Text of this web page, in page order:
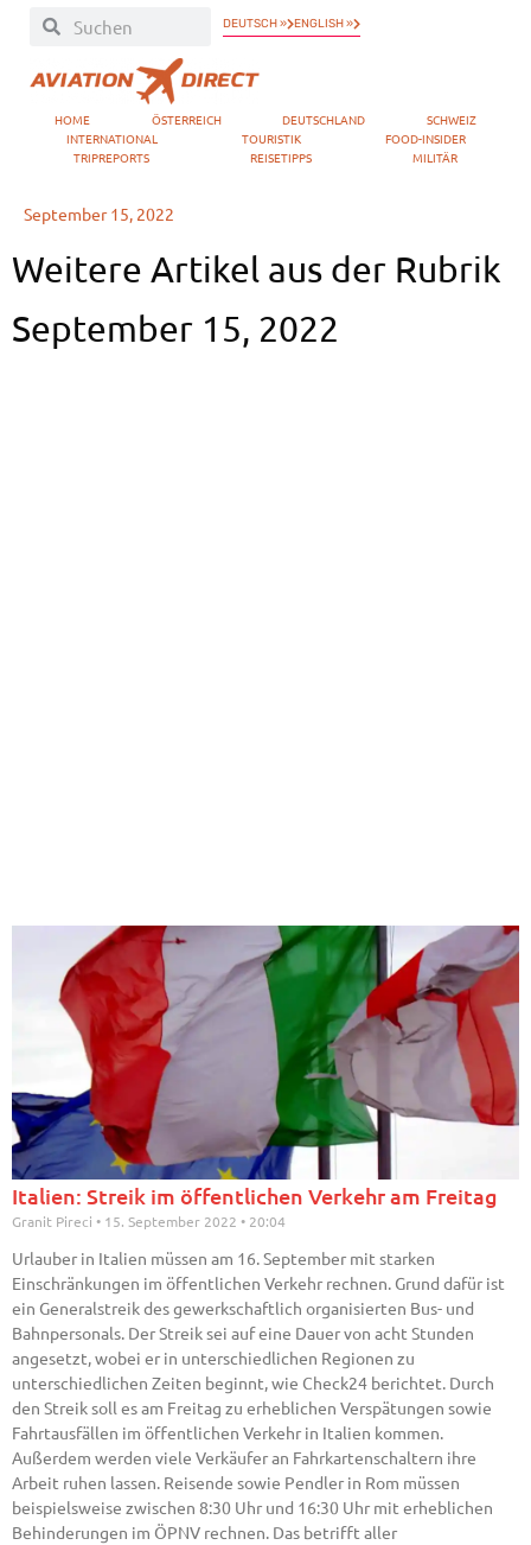
DEUTSCH » ENGLISH »
HOME ÖSTERREICH DEUTSCHLAND
SCHWEIZ
INTERNATIONAL
TOURISTIK
FOOD-INSIDER
TRIPREPORTS
REISETIPPS MILITÄR
September 15, 2022
Weitere Artikel aus der Rubrik
September 15, 2022
Italien: Streik im öffentlichen Verkehr am Freitag
Granit Pireci 15. September 2022 20:04
Urlauber in Italien müssen am 16. September mit starken
Einschränkungen im öffentlichen Verkehr rechnen. Grund dafür ist
ein Generalstreik des gewerkschaftlich organisierten Bus- und
Bahnpersonals. Der Streik sei auf eine Dauer von acht Stunden
angesetzt, wobei er in unterschiedlichen Regionen zu
unterschiedlichen Zeiten beginnt, wie Check24 berichtet. Durch
den Streik soll es am Freitag zu erheblichen Verspätungen sowie
Fahrtausfällen im öffentlichen Verkehr in Italien kommen.
Außerdem werden viele Verkäufer an Fahrkartenschaltern ihre
Arbeit ruhen lassen. Reisende sowie Pendler in Rom müssen
beispielsweise zwischen 8:30 Uhr und 16:30 Uhr mit erheblichen
Behinderungen im ÖPNV rechnen. Das betrifft aller